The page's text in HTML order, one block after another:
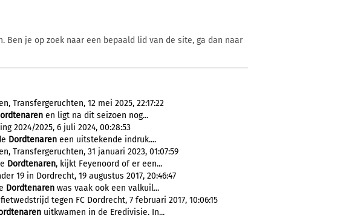
Ben je op zoek naar een bepaald lid van de site, ga dan naar
Transfergeruchten, 12 mei 2025, 22:17:22
en ligt na dit seizoen nog...
2024/2025, 6 juli 2024, 00:28:53
Dordtenaren een uitstekende indruk....
Transfergeruchten, 31 januari 2023, 01:07:59
Dordtenaren, kijkt Feyenoord of er een...
19 in Dordrecht, 19 augustus 2017, 20:46:47
Dordtenaren was vaak ook een valkuil...
tegen FC Dordrecht, 7 februari 2017, 10:06:15
uitkwamen in de Eredivisie. In...